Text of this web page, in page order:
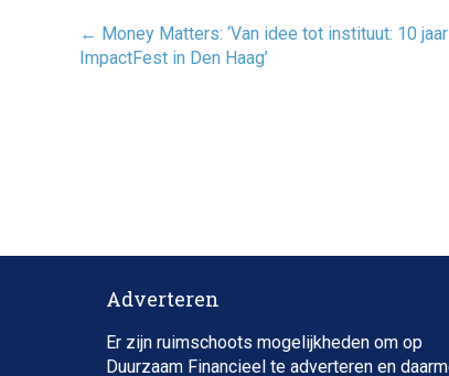
Post
navigatie
← Money Matters: ‘Van idee tot instituut: 10 jaar
ImpactFest in Den Haag’
Adverteren
Er zijn ruimschoots mogelijkheden om op
Duurzaam Financieel te adverteren en